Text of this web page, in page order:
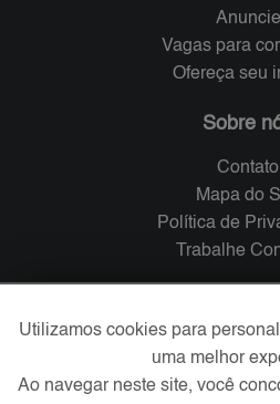
Anuncie
Vagas para
Ofereça seu
Sobre
Contato
Mapa do
Política de
Trabalhe
Redes
Utilizamos cookies para
uma melhor
Ao navegar neste site, você